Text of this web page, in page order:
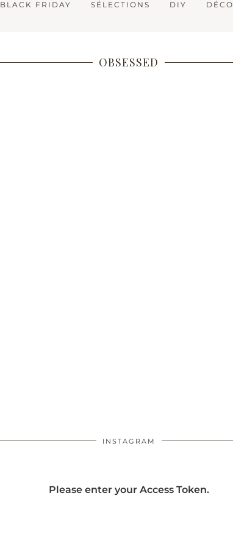
BLACK FRIDAY SÉLECTIONS DIY DÉCO
OBSESSED
INSTAGRAM
Please enter your Access Token.